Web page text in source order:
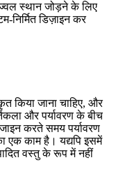
स्थान जोड़ने के लिए
डिज़ाइन कर
किया जाना चाहिए, और
और पर्यावरण के बीच
करते समय पर्यावरण
एक काम है। यद्यपि इसमें
वस्तु के रूप में नहीं